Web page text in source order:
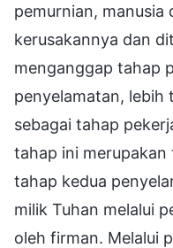
pemurnian, manusia
kerusakannya dan
menganggap tahap
penyelamatan, lebih
sebagai tahap
tahap ini merupakan
tahap kedua
milik Tuhan melalui
oleh firman. Melalui